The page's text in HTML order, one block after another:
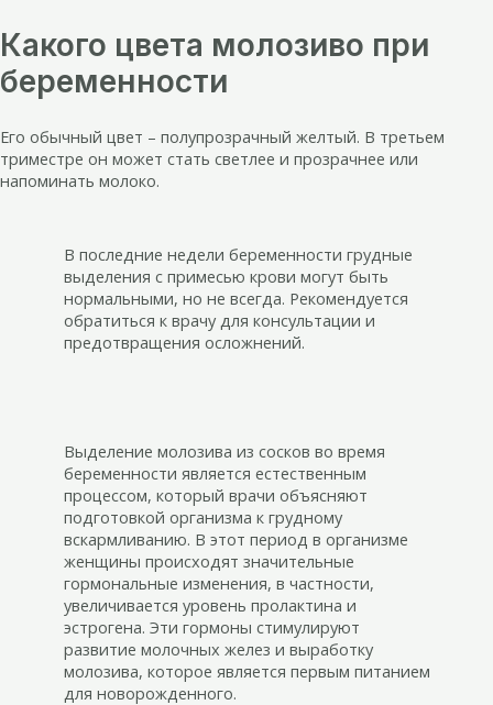
Какого цвета молозиво при
беременности
Его обычный цвет – полупрозрачный желтый. В третьем
триместре он может стать светлее и прозрачнее или
напоминать молоко.
В последние недели беременности грудные
выделения с примесью крови могут быть
нормальными, но не всегда. Рекомендуется
обратиться к врачу для консультации и
предотвращения осложнений.
Выделение молозива из сосков во время
беременности является естественным
процессом, который врачи объясняют
подготовкой организма к грудному
вскармливанию. В этот период в организме
женщины происходят значительные
гормональные изменения, в частности,
увеличивается уровень пролактина и
эстрогена. Эти гормоны стимулируют
развитие молочных желез и выработку
молозива, которое является первым питанием
для новорожденного.